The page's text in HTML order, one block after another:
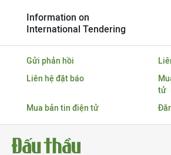
Information on
International Tendering
Gửi phản hồi
Liên hệ đặt báo
tử
Mua bản tin điện tử